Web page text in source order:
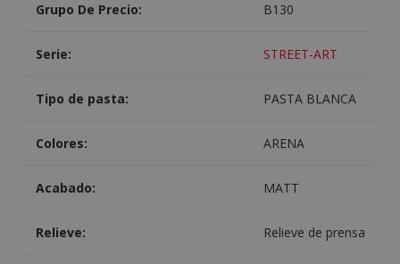
Grupo De Precio: B130
Serie: STREET-ART
Tipo de pasta: PASTA BLANCA
Colores: ARENA
Acabado: MATT
Relieve: Relieve de prensa